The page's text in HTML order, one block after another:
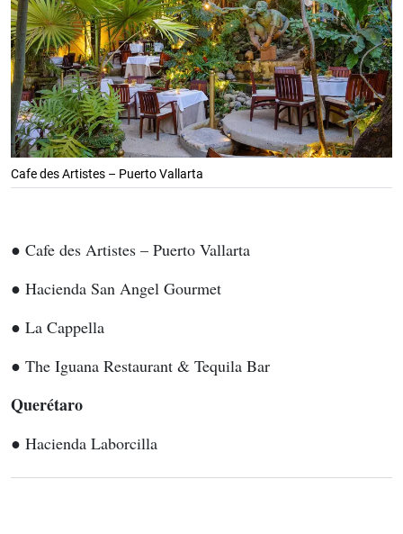
Cafe des Artistes – Puerto Vallarta
● Cafe des Artistes – Puerto Vallarta
● Hacienda San Angel Gourmet
● La Cappella
● The Iguana Restaurant & Tequila Bar
Querétaro
● Hacienda Laborcilla